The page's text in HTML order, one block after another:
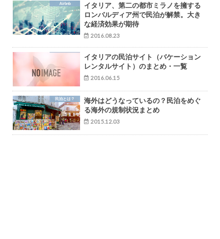
Airbnb
イタリア、第二の都市ミラノを擁する
ロンバルディア州で民泊が解禁。大き
な経済効果が期待
2016.08.23
イタリアの民泊サイト（バケーション
レンタルサイト）のまとめ・一覧
2016.06.15
民泊とは？
海外はどうなっているの？民泊をめぐ
る海外の規制状況まとめ
2015.12.03